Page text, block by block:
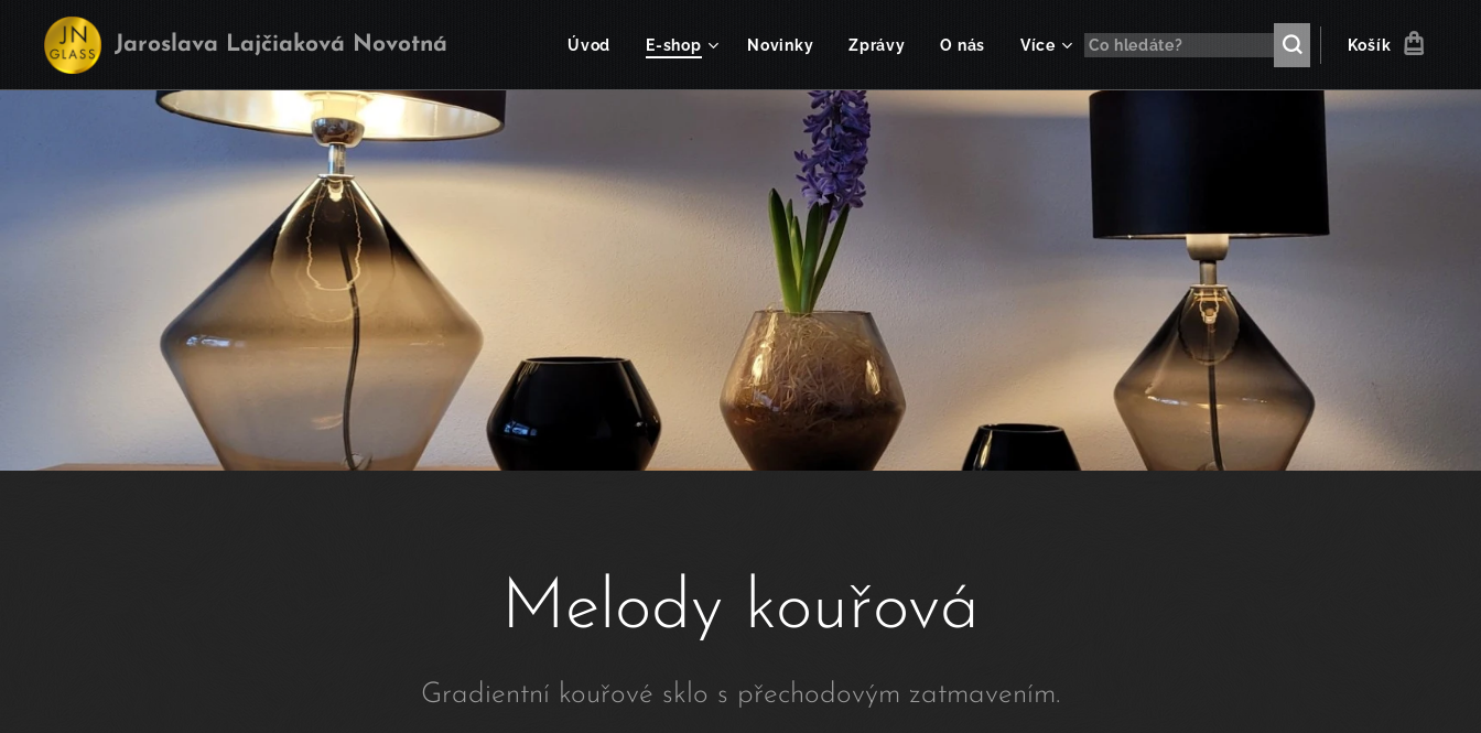
Jaroslava Lajčiaková Novotná Úvod E-shop Novinky Zprávy O nás Více Košík
Melody kouřová
Gradientní kouřové sklo s přechodovým zatmavením.